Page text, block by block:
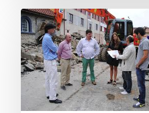
Remodelación
Plaza
Mercado
Saron